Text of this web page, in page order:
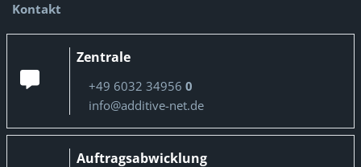
Kontakt
Zentrale
+49 6032 34956 0
info@additive-net.de
Auftragsabwicklung